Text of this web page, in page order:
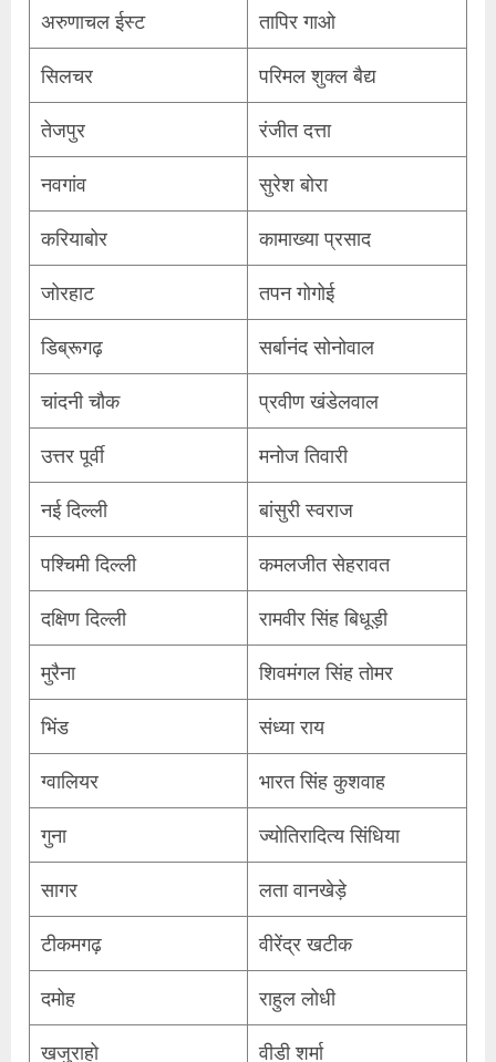
अरुणाचल ईस्ट तापिर गाओ
सिलचर परिमल शुक्ल बैद्य
तेजपुर रंजीत दत्ता
नवगांव सुरेश बोरा
करियाबोर कामाख्या प्रसाद
जोरहाट तपन गोगोई
डिब्रूगढ़ सर्बानंद सोनोवाल
चांदनी चौक प्रवीण खंडेलवाल
उत्तर पूर्वी मनोज तिवारी
नई दिल्ली बांसुरी स्वराज
पश्चिमी दिल्ली कमलजीत सेहरावत
दक्षिण दिल्ली रामवीर सिंह बिधूड़ी
मुरैना शिवमंगल सिंह तोमर
भिंड संध्या राय
ग्वालियर भारत सिंह कुशवाह
गुना ज्योतिरादित्य सिंधिया
सागर लता वानखेड़े
टीकमगढ़ वीरेंद्र खटीक
दमोह राहुल लोधी
खजुराहो वीडी शर्मा